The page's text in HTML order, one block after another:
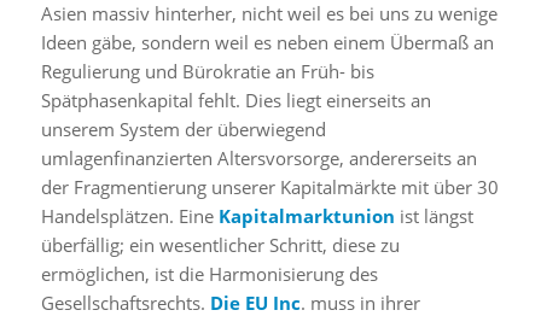
Asien massiv hinterher, nicht weil es bei uns zu wenige
Ideen gäbe, sondern weil es neben einem Übermaß an
Regulierung und Bürokratie an Früh- bis
Spätphasenkapital fehlt. Dies liegt einerseits an
unserem System der überwiegend
umlagenfinanzierten Altersvorsorge, andererseits an
der Fragmentierung unserer Kapitalmärkte mit über 30
Handelsplätzen. Eine Kapitalmarktunion ist längst
überfällig; ein wesentlicher Schritt, diese zu
ermöglichen, ist die Harmonisierung des
Gesellschaftsrechts. Die EU Inc. muss in ihrer